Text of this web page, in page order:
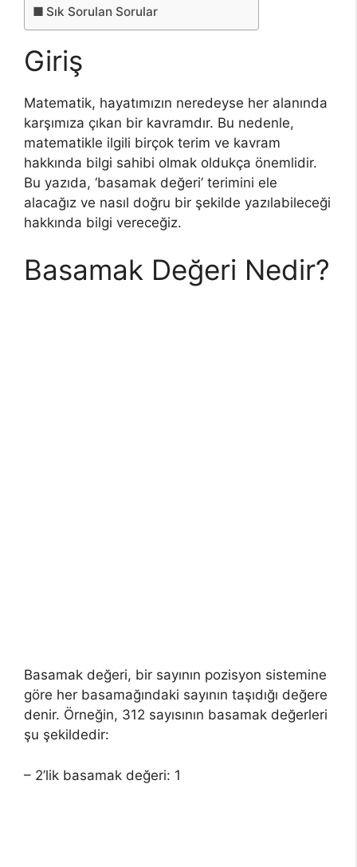
Sık Sorulan Sorular
Giriş
Matematik, hayatımızın neredeyse her alanında
karşımıza çıkan bir kavramdır. Bu nedenle,
matematikle ilgili birçok terim ve kavram
hakkında bilgi sahibi olmak oldukça önemlidir.
Bu yazıda, ‘basamak değeri’ terimini ele
alacağız ve nasıl doğru bir şekilde yazılabileceği
hakkında bilgi vereceğiz.
Basamak Değeri Nedir?
Basamak değeri, bir sayının pozisyon sistemine
göre her basamağındaki sayının taşıdığı değere
denir. Örneğin, 312 sayısının basamak değerleri
şu şekildedir:
– 2’lik basamak değeri: 1